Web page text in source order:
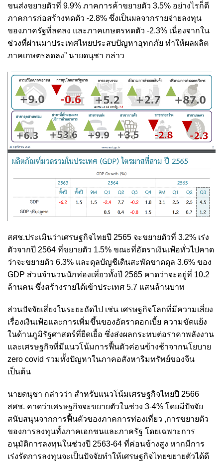
ขนส่งขยายตัวที่ 9.9% ภาคการค้าขยายตัว 3.5% อย่างไรก็ดี
ภาคการก่อสร้างหดตัว -2.8% ซึ่งเป็นผลจากรายจ่ายลงทุน
ของภาครัฐที่ลดลง และภาคเกษตรหดตัว -2.3% เนื่องจากใน
ช่วงที่ผ่านมาประเทศไทยประสบปัญหาอุทกภัย ทำให้ผลผลิต
ภาคเกษตรลดลง” นายดนุชา กล่าว
สศช.ประเมินว่าเศรษฐกิจไทยปี 2565 จะขยายตัวที่ 3.2% เร่ง
ตัวจากปี 2564 ที่ขยายตัว 1.5% ขณะที่อัตราเงินเฟ้อทั่วไปคาด
ว่าจะขยายตัว 6.3% และดุลบัญชีเดินสะพัดขาดดุล 3.6% ของ
GDP ส่วนจำนวนนักท่องเที่ยวทั้งปี 2565 คาดว่าจะอยู่ที่ 10.2
ล้านคน ซึ่งสร้างรายได้เข้าประเทศ 5.7 แสนล้านบาท
ส่วนปัจจัยเสี่ยงในระยะถัดไป เช่น เศรษฐกิจโลกที่มีความเสี่ยง
เรื่องเงินเฟ้อและการเพิ่มขึ้นของอัตราดอกเบี้ย ความขัดแย้ง
ในด้านภูมิรัฐศาสตร์ที่ยืดเยื้อ ซึ่งส่งผลกระทบต่อราคาพลังงาน
และเศรษฐกิจที่มีแนวโน้มการฟื้นตัวค่อนข้างช้าจากนโยบาย
zero covid รวมทั้งปัญหาในภาคอสังหาริมทรัพย์ของจีน
เป็นต้น
นายดนุชา กล่าวว่า สำหรับแนวโน้มเศรษฐกิจไทยปี 2566
สศช. คาดว่าเศรษฐกิจจะขยายตัวในช่วง 3-4% โดยมีปัจจัย
สนับสนุนจากการฟื้นตัวของภาคการท่องเที่ยว ,การขยายตัว
ของการลงทุนทั้งภาคเอกชนและภาครัฐ โดยเฉพาะการ
อนุมัติการลงทุนในช่วงปี 2563-64 ที่ค่อนข้างสูง หากมีการ
เร่งรัดการลงทุนจะเป็นปัจจัยทำให้เศรษฐกิจไทยขยายตัวได้ดี